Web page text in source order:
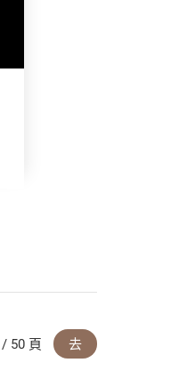
/ 50 頁 去